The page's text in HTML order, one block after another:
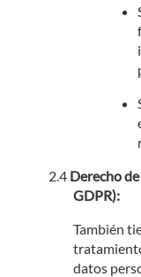
Derecho
GDPR):
También
datos